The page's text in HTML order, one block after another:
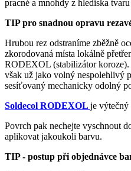
pracné a mnohdy z hlediska
TIP pro snadnou opravu
Hrubou rez odstraníme zběžně
zkorodovaná místa lokálně
RODEXOL (stabilizátor koroze).
však už jako volný nespolehlivý
sesíťovaný mechanicky odolný
Soldecol RODEXOL je výtečný
Povrch pak nechejte vyschnout
aplikovat jakoukoli barvu.
TIP - postup při objednávce